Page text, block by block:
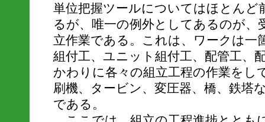
単位把握ツールについてはほとんど
るが、唯一の例外としてあるのが、
立作業である。これは、ワークは一
組付工、ユニット組付工、配管工、
かわりに各々の組立工程の作業をし
刷機、タービン、変圧器、橋、鉄塔
である。